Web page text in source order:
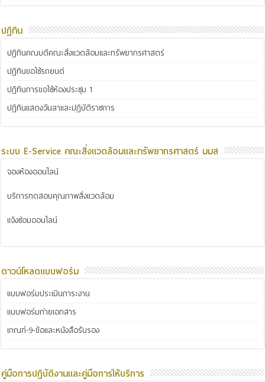
ปฏิทิน
ปฏิทินคณบดีคณะสิ่งแวดล้อมและทรัพยากรศาสตร์
ปฏิทินขอใช้รถยนต์
ปฏิทินการขอใช้ห้องประชุม 1
ปฏิทินแสดงวันลาและปฏิบัติราชการ
ระบบ E-Service คณะสิ่งแวดล้อมและทรัพยากรศาสตร์ มมส
จองห้องออนไลน์
บริการทดสอบคุณภาพสิ่งแวดล้อม
แจ้งซ่อมออนไลน์
ดาวน์โหลดแบบฟอร์ม
แบบฟอร์มประเมินภาระงาน
แบบฟอร์มถ่ายเอกสาร
เกณฑ์-9-ข้อและหนังสือรับรอง
คู่มือการปฏิบัติงานและคู่มือการให้บริการ